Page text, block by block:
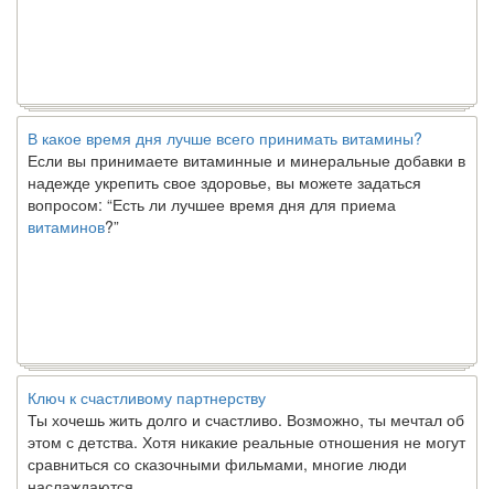
В какое время дня лучше всего принимать витамины?
Если вы принимаете витаминные и минеральные добавки в
надежде укрепить свое здоровье, вы можете задаться
вопросом: “Есть ли лучшее время дня для приема
витаминов ?”
Ключ к счастливому партнерству
Ты хочешь жить долго и счастливо. Возможно, ты мечтал об
этом с детства. Хотя никакие реальные отношения не могут
сравниться со сказочными фильмами, многие люди
наслаждаются...